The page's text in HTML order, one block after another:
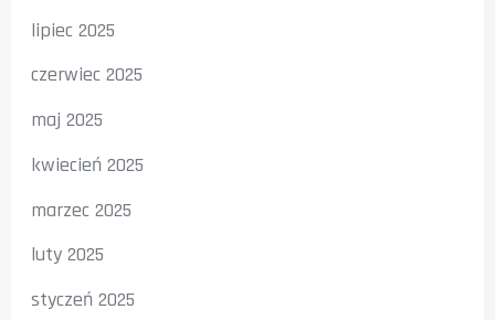
lipiec 2025
czerwiec 2025
maj 2025
kwiecień 2025
marzec 2025
luty 2025
styczeń 2025